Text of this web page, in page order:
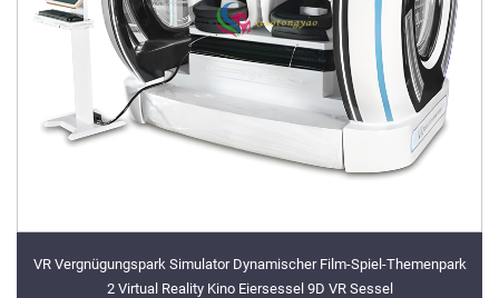
VR Vergnügungspark Simulator Dynamischer Film-Spiel-Themenpark
2 Virtual Reality Kino Eiersessel 9D VR Sessel